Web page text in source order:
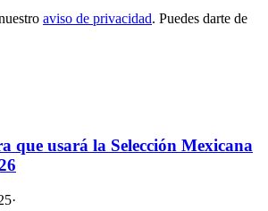
aviso de privacidad. Puedes darte de
que usará la Selección Mexicana
·